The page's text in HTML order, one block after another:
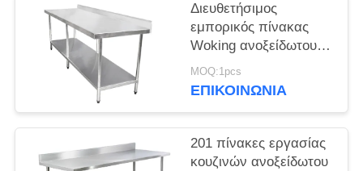
PRIVACY
POLICY
Διευθετήσιμος
εμπορικός πίνακας
Woking ανοξείδωτου
κουζινών εξοπλισμού
ξενοδοχείων
MOQ:1pcs
ΕΠΙΚΟΙΝΩΝΊΑ
201 πίνακες εργασίας
κουζινών ανοξείδωτου